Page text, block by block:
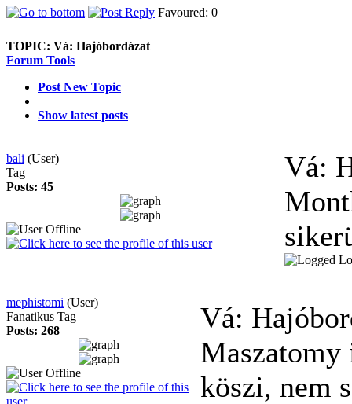
Favoured: 0
TOPIC: Vá: Hajóbordázat
Forum Tools
Post New Topic
Show latest posts
bali (User)
Tag
Posts: 45
Vá:
mephistomi (User)
Fanatikus Tag
Posts: 268
Vá:
köszi, nem